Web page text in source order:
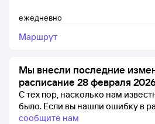
ежедневно
Маршрут
Мы внесли последние
расписание 28 февраля
С тех пор, насколько нам
было. Если вы нашли ошибку в
сообщите нам